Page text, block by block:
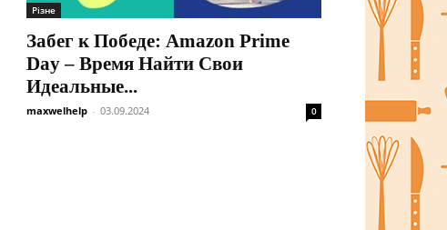
Різне
Забег к Победе: Amazon Prime
Day – Время Найти Свои
Идеальные...
maxwelhelp - 03.09.2024 0